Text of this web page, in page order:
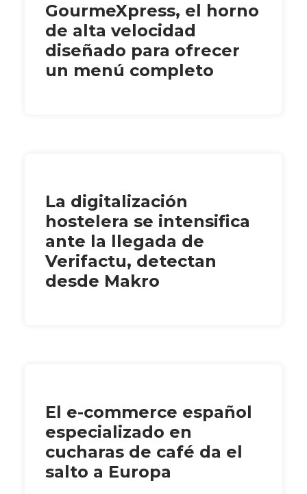
GourmeXpress, el horno
de alta velocidad
diseñado para ofrecer
un menú completo
La digitalización
hostelera se intensifica
ante la llegada de
Verifactu, detectan
desde Makro
El e-commerce español
especializado en
cucharas de café da el
salto a Europa